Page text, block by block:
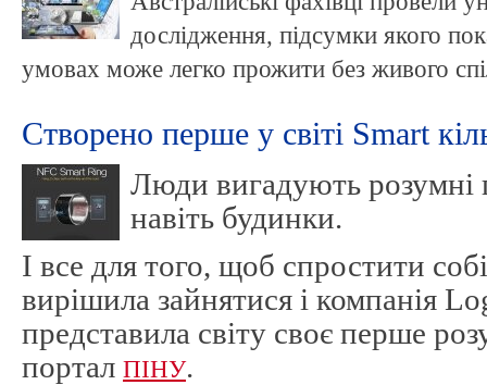
дослідження, підсумки якого
умовах може легко прожити без живого
Створено перше у світі Smart
Люди вигадують розумні
навіть будинки.
І все для того, щоб спростити
вирішила зайнятися і компанія
представила світу своє перше
портал ПІНУ.